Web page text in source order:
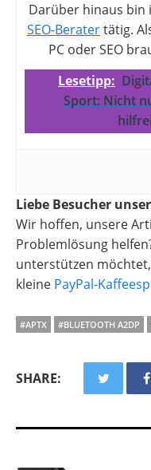
Darüber hinaus bin
SEO-Beratertätig.
PC oder SEO
Lesetipp:
Sport: Nicht
Liebe Besucher
Wir hoffen, unsere
Problemlösung
unterstützen
kleine PayPal-
#APTX #BLUETOOTH A2DP
SHARE: